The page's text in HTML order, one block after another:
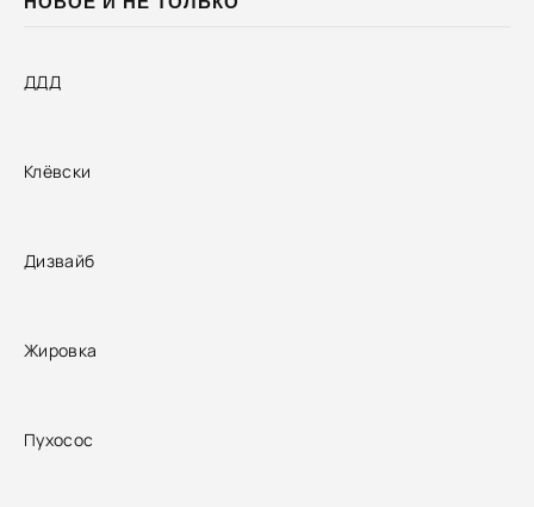
ДДД
Клёвски
Дизвайб
Жировка
Пухосос